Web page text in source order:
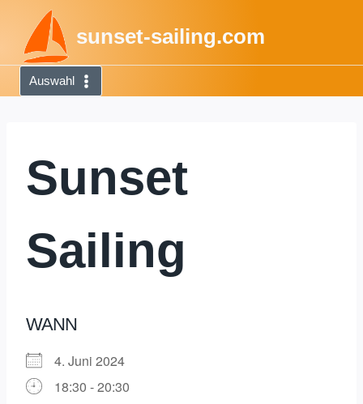
Inhalt
springen
sunset-sailing.com
Auswahl
Sunset
Sailing
WANN
4. Juni 2024
18:30 - 20:30